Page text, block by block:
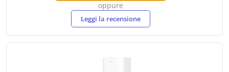
oppure
Leggi la recensione